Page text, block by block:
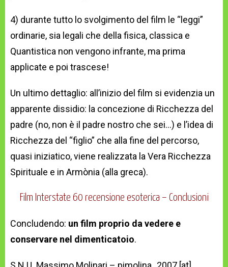
4) durante tutto lo svolgimento del film le “leggi”
ordinarie, sia legali che della fisica, classica e
Quantistica non vengono infrante, ma prima
applicate e poi trascese!
Un ultimo dettaglio: all’inizio del film si evidenzia un
apparente dissidio: la concezione di Ricchezza del
padre (no, non è il padre nostro che sei…) e l’idea di
Ricchezza del “figlio” che alla fine del percorso,
quasi iniziatico, viene realizzata la Vera Ricchezza
Spirituale e in Armònia (alla greca).
Film Interstate 60 recensione esoterica – Conclusioni
Concludendo: un film proprio da vedere e
conservare nel dimenticatoio.